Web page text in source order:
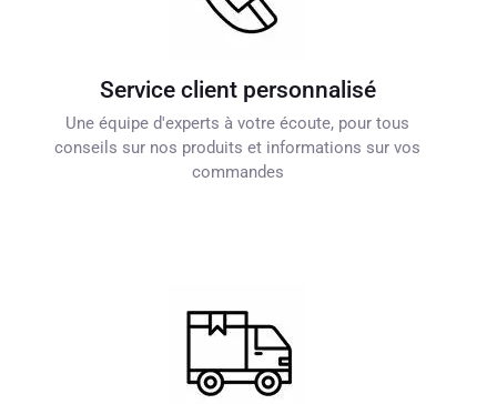
Service client personnalisé
Une équipe d'experts à votre écoute, pour tous
conseils sur nos produits et informations sur vos
commandes